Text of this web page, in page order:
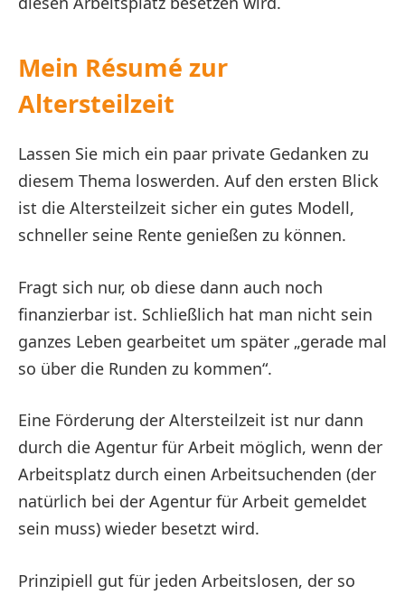
Mein Résumé zur
Altersteilzeit
Lassen Sie mich ein paar private Gedanken zu
diesem Thema loswerden. Auf den ersten Blick
ist die Altersteilzeit sicher ein gutes Modell,
schneller seine Rente genießen zu können.
Fragt sich nur, ob diese dann auch noch
finanzierbar ist. Schließlich hat man nicht sein
ganzes Leben gearbeitet um später „gerade mal
so über die Runden zu kommen“.
Eine Förderung der Altersteilzeit ist nur dann
durch die Agentur für Arbeit möglich, wenn der
Arbeitsplatz durch einen Arbeitsuchenden (der
natürlich bei der Agentur für Arbeit gemeldet
sein muss) wieder besetzt wird.
Prinzipiell gut für jeden Arbeitslosen, der so